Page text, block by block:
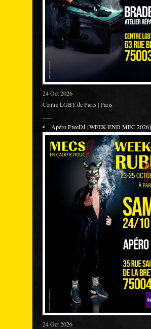
24 Oct 2026
Centre LGBT de Paris | Paris
Apéro FreeDJ [WEEK-END MEC 2026]
24 Oct 2026